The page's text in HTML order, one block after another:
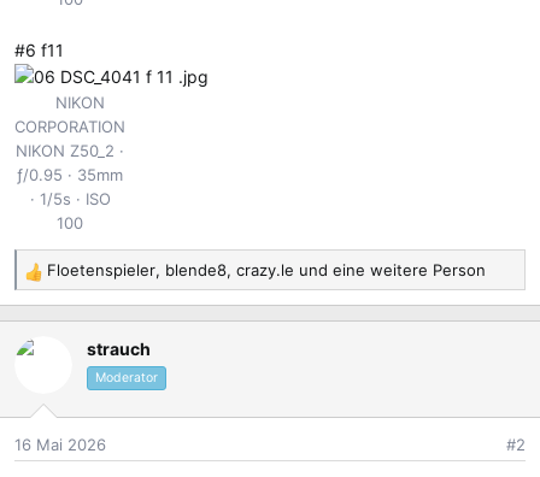
#6 f11
NIKON
CORPORATION
NIKON Z50_2
ƒ/0.95
35mm
1/5s
ISO
100
R
e
a
k
o
n
Floetenspieler, blende8, crazy.le und eine weitere Person
strauch
Moderator
16 Mai 2026 #2